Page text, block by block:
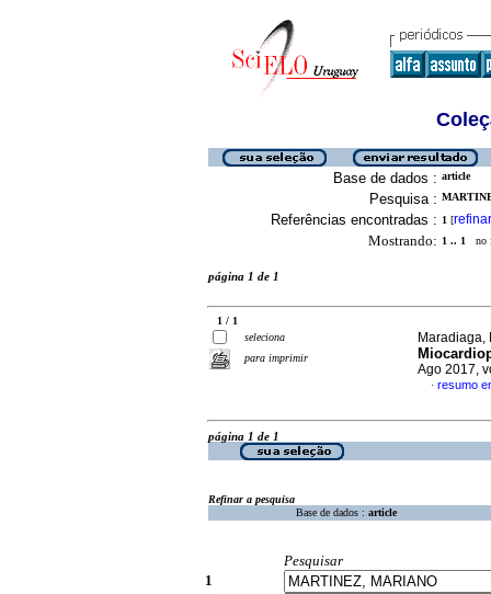
Base de dados : article
Pesquisa :
Referências encontradas : 1 [refinar
Mostrando: 1 .. 1 no
página 1 de 1
1 / 1
seleciona
para imprimir
Maradiaga,
Ago 2017,
· resumo
página 1 de 1
Refinar a pesquisa
Base de dados : article
Pesquisar
1